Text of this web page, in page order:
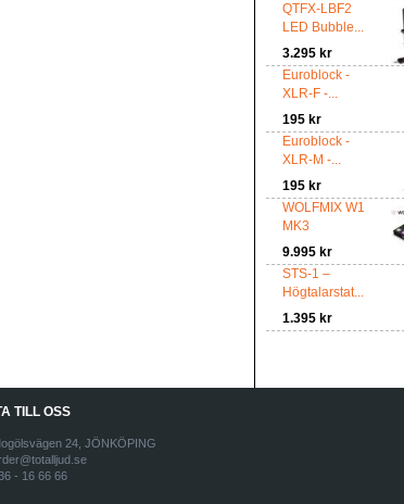
QTFX-LBF2
LED Bubble...
3.295 kr
Euroblock -
XLR-F -...
195 kr
Euroblock -
XLR-M -...
195 kr
WOLFMIX W1
MK3
9.995 kr
STS-1 –
Högtalarstat...
1.395 kr
TILL OSS
24, JÖNKÖPING
- 16 66 66